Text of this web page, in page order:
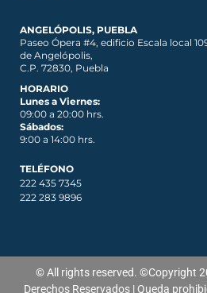
ANGELÓPOLIS, PUEBLA
Paseo Ópera #4, edificio Escala local
de Angelópolis,
C.P. 72830, Puebla
HORARIO
Lunes a Viernes:
09:00 a 20:00 hrs.
Sábados:
9:00 a 14:00 hrs.
TELÉFONO
222 435 7345
222 283 9896
© All rights reserved. ©Copyright
Derechos Reservados | Queda